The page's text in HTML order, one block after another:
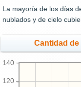
La mayoría de los días
nublados y de cielo
Cantidad
120
140